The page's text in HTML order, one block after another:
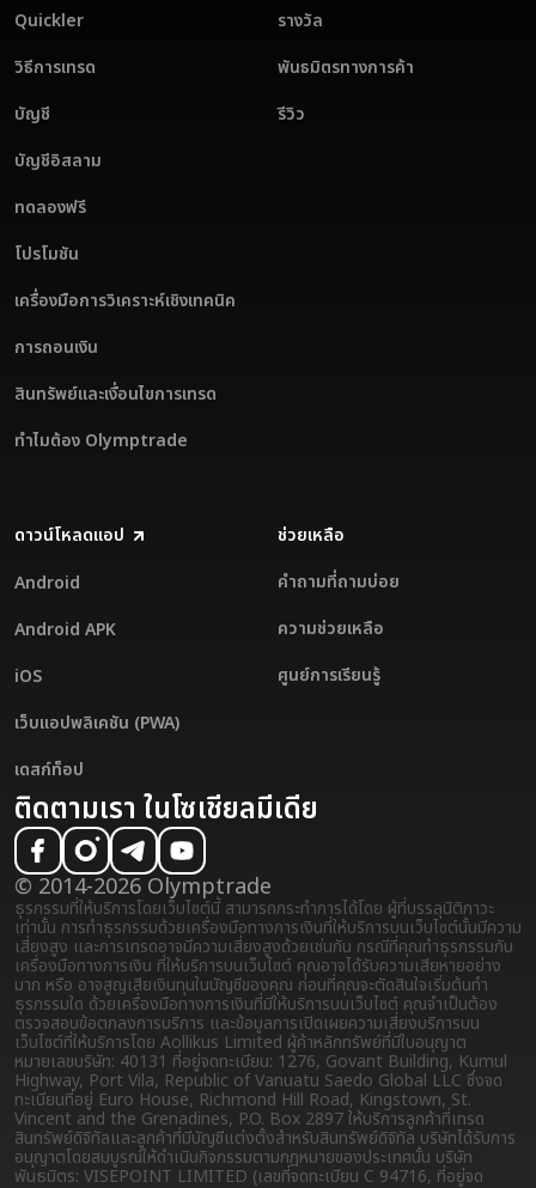
Quickler
วิธีการเทรด
บัญชี
บัญชีอิสลาม
ทดลองฟรี
โปรโมชัน
เครื่องมือการวิเคราะห์เชิงเทคนิค
การถอนเงิน
สินทรัพย์และเงื่อนไขการเทรด
ทำไมต้อง Olymptrade
รางวัล
พันธมิตรทางการค้า
รีวิว
ดาวน์โหลดแอป
Android
Android APK
iOS
เว็บแอปพลิเคชัน (PWA)
เดสก์ท็อป
ช่วยเหลือ
คำถามที่ถามบ่อย
ความช่วยเหลือ
ศูนย์การเรียนรู้
ติดตามเรา ในโซเชียลมีเดีย
© 2014-2026 Olymptrade
ธุรกรรมที่ให้บริการโดยเว็บไซต์นี้ สามารถกระทำการได้โดย ผู้ที่บรรลุนิติภาวะ
เท่านั้น การทำธุรกรรมด้วยเครื่องมือทางการเงินที่ให้บริการบนเว็บไซต์นั้นมีความ
เสี่ยงสูง และการเทรดอาจมีความเสี่ยงสูงด้วยเช่นกัน กรณีที่คุณทำธุรกรรมกับ
เครื่องมือทางการเงิน ที่ให้บริการบนเว็บไซต์ คุณอาจได้รับความเสียหายอย่าง
มาก หรือ อาจสูญเสียเงินทุนในบัญชีของคุณ ก่อนที่คุณจะตัดสินใจเริ่มต้นทำ
ธุรกรรมใด ด้วยเครื่องมือทางการเงินที่มีให้บริการบนเว็บไซต์ คุณจำเป็นต้อง
ตรวจสอบข้อตกลงการบริการ และข้อมูลการเปิดเผยความเสี่ยงบริการบน
เว็บไซต์ที่ให้บริการโดย Aollikus Limited ผู้ค้าหลักทรัพย์ที่มีใบอนุญาต
หมายเลขบริษัท: 40131 ที่อยู่จดทะเบียน: 1276, Govant Building, Kumul
Highway, Port Vila, Republic of Vanuatu Saedo Global LLC ซึ่งจด
ทะเบียนที่อยู่ Euro House, Richmond Hill Road, Kingstown, St.
Vincent and the Grenadines, P.O. Box 2897 ให้บริการลูกค้าที่เทรด
สินทรัพย์ดิจิทัลและลูกค้าที่มีบัญชีแต่งตั้งสำหรับสินทรัพย์ดิจิทัล บริษัทได้รับการ
อนุญาตโดยสมบูรณ์ให้ดำเนินกิจกรรมตามกฎหมายของประเทศนั้น บริษัท
พันธมิตร: VISEPOINT LIMITED (เลขที่จดทะเบียน C 94716, ที่อยู่จด